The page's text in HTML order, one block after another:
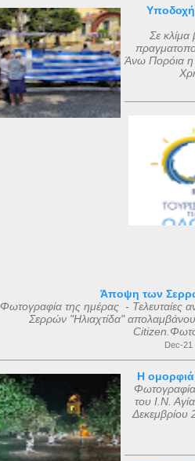
Σε κλίμα
Άνω Πορόια η
Άποψη των
Φωτογραφία της ημέρας - Τελευταίες
Σερρών "Ηλιαχτίδα"
Dec-21
Η ομορφιά
του Ι.Ν.